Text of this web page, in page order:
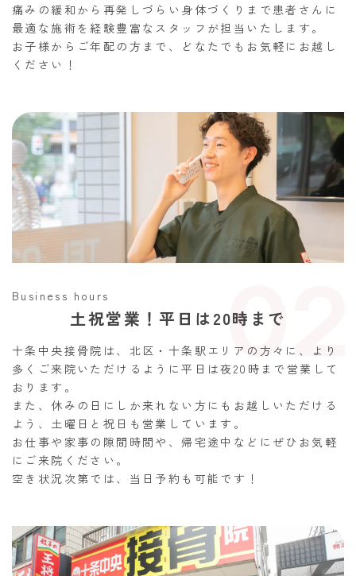
痛みの緩和から再発しづらい身体づくりまで患者さんに
最適な施術を経験豊富なスタッフが担当いたします。
お子様からご年配の方まで、どなたでもお気軽にお越し
ください！
02
Business hours
土祝営業！平日は20時まで
十条中央接骨院は、北区・十条駅エリアの方々に、より
多くご来院いただけるように平日は夜20時まで営業して
おります。
また、休みの日にしか来れない方にもお越しいただける
よう、土曜日と祝日も営業しています。
お仕事や家事の隙間時間や、帰宅途中などにぜひお気軽
にご来院ください。
空き状況次第では、当日予約も可能です！